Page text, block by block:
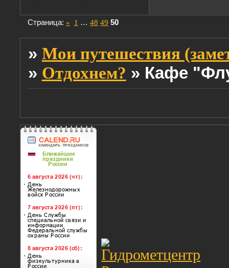
Страница: « 1 … 48 49 50
» Мои путешествия
» Отдохнем? » Кафе